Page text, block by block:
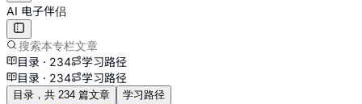
AI 电子伴侣
目录 · 234
学习路径
目录 · 234 学习路径
目录，共 234 篇文章 学习路径